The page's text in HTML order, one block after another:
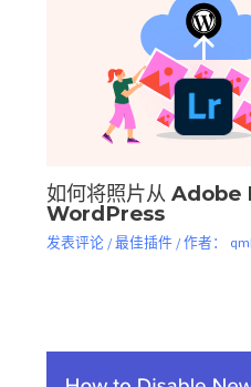
如何将照片从
WordPress
发表评论 /最佳插件/ 作者：